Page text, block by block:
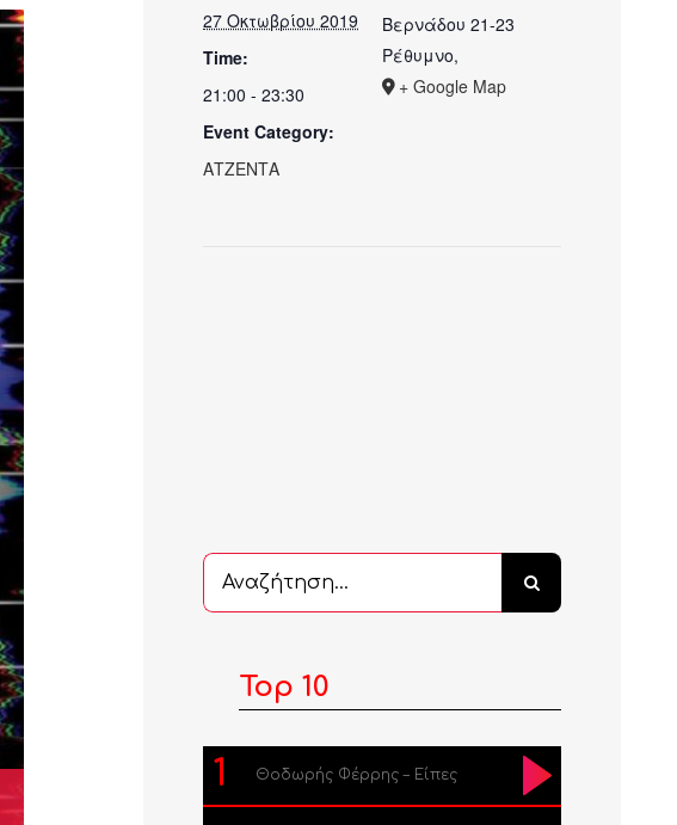
27 Οκτωβρίου 2019
Time:
21:00 - 23:30
Event Category:
ΑΤΖΕΝΤΑ
Βερνάδου 21-23
Ρέθυμνο,
+ Google Map
Αναζήτηση
...
Top 10
1 Θοδωρής Φέρρης – Είπες